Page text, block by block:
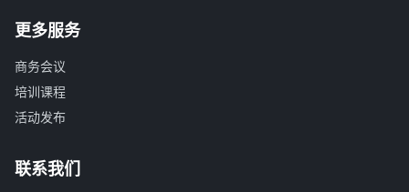
更多服务
商务会议
培训课程
活动发布
联系我们